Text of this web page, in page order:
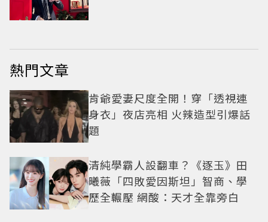
熱門文章
肯爺愛妻尺度全開！穿「透視連
身衣」夜店亮相 火辣造型引爆話
題
清純學霸人設翻車？《逐玉》田
曦薇「四敗愛因斯坦」智商、學
歷全輾壓 網酸：天才全靠旁白